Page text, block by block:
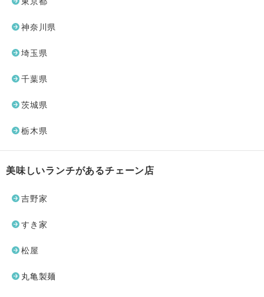
神奈川県
埼玉県
千葉県
茨城県
栃木県
美味しいランチがあるチェーン店
吉野家
すき家
松屋
丸亀製麺